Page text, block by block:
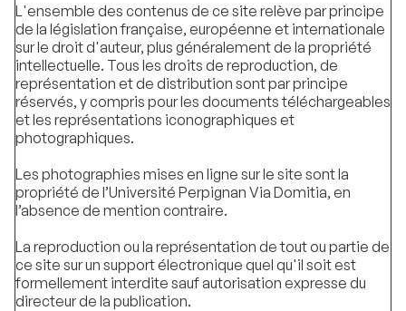
L'ensemble des contenus de ce site relève par principe
de la législation française, européenne et internationale
sur le droit d'auteur, plus généralement de la propriété
intellectuelle. Tous les droits de reproduction, de
représentation et de distribution sont par principe
réservés, y compris pour les documents téléchargeables
et les représentations iconographiques et
photographiques.
Les photographies mises en ligne sur le site sont la
propriété de l’Université Perpignan Via Domitia, en
l’absence de mention contraire.
La reproduction ou la représentation de tout ou partie de
ce site sur un support électronique quel qu'il soit est
formellement interdite sauf autorisation expresse du
directeur de la publication.